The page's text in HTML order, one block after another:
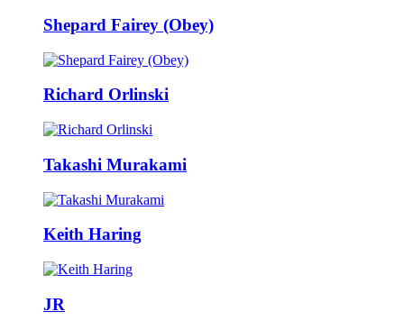
Shepard Fairey (Obey)
Richard Orlinski
Takashi Murakami
Keith Haring
JR